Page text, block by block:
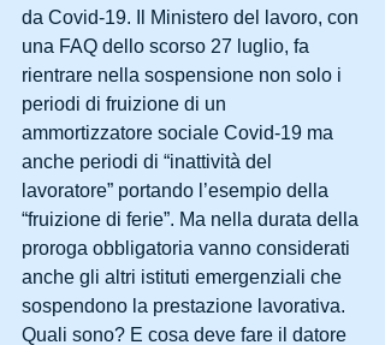
da Covid-19. Il Ministero del lavoro, con
una FAQ dello scorso 27 luglio, fa
rientrare nella sospensione non solo i
periodi di fruizione di un
ammortizzatore sociale Covid-19 ma
anche periodi di “inattività del
lavoratore” portando l’esempio della
“fruizione di ferie”. Ma nella durata della
proroga obbligatoria vanno considerati
anche gli altri istituti emergenziali che
sospendono la prestazione lavorativa.
Quali sono? E cosa deve fare il datore